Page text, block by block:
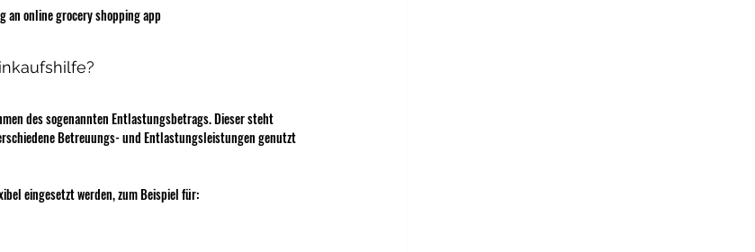
an online grocery shopping app
des sogenannten Entlastungsbetrags. Dieser steht
Betreuungs- und Entlastungsleistungen genutzt
eingesetzt werden, zum Beispiel für: